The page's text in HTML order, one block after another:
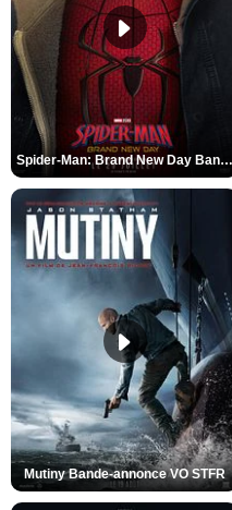
Spider-Man: Brand New Day Bande-annonce VO STFR
Mutiny Bande-annonce VO STFR